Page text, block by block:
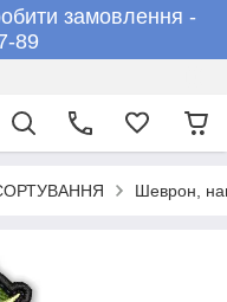
замовлення -
89
Шеврон,